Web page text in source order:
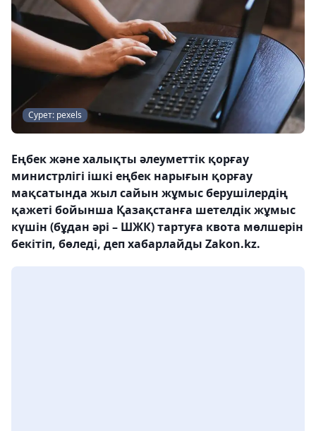
Сурет: pexels
Еңбек және халықты әлеуметтік қорғау
министрлігі ішкі еңбек нарығын қорғау
мақсатында жыл сайын жұмыс берушілердің
қажеті бойынша Қазақстанға шетелдік жұмыс
күшін (бұдан әрі – ШЖК) тартуға квота мөлшерін
бекітіп, бөледі, деп хабарлайды Zakon.kz.